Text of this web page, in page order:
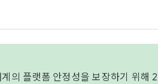
의 플랫폼 안정성을 보장하기 위해